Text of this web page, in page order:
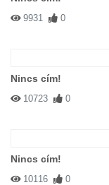
9931 0
Nincs cím!
10723 0
Nincs cím!
10116 0